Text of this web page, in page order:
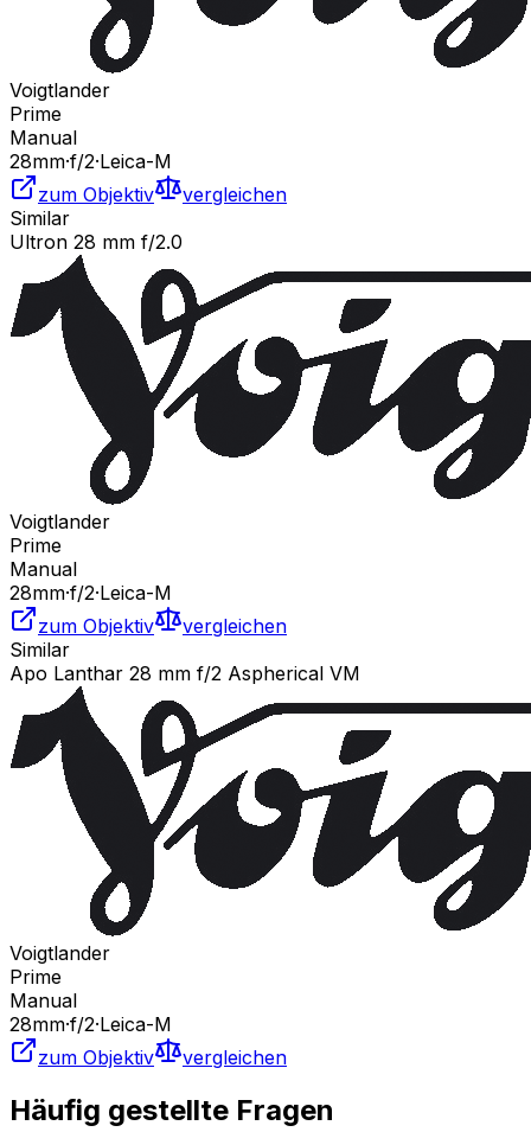
Voigtlander
Prime
Manual
28mm·f/2·Leica-M
zum Objektiv
vergleichen
Similar
Ultron 28 mm f/2.0
Voigtlander
Prime
Manual
28mm·f/2·Leica-M
zum Objektiv
vergleichen
Similar
Apo Lanthar 28 mm f/2 Aspherical VM
Voigtlander
Prime
Manual
28mm·f/2·Leica-M
zum Objektiv
vergleichen
Häufig gestellte Fragen